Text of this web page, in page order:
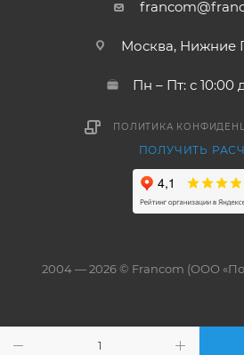
Москва, Нижние
Пн – Пт: с 10:00
ПОЛИТИКА
ПОЛУЧИТЬ
2004 — 2026 © Francom (ООО